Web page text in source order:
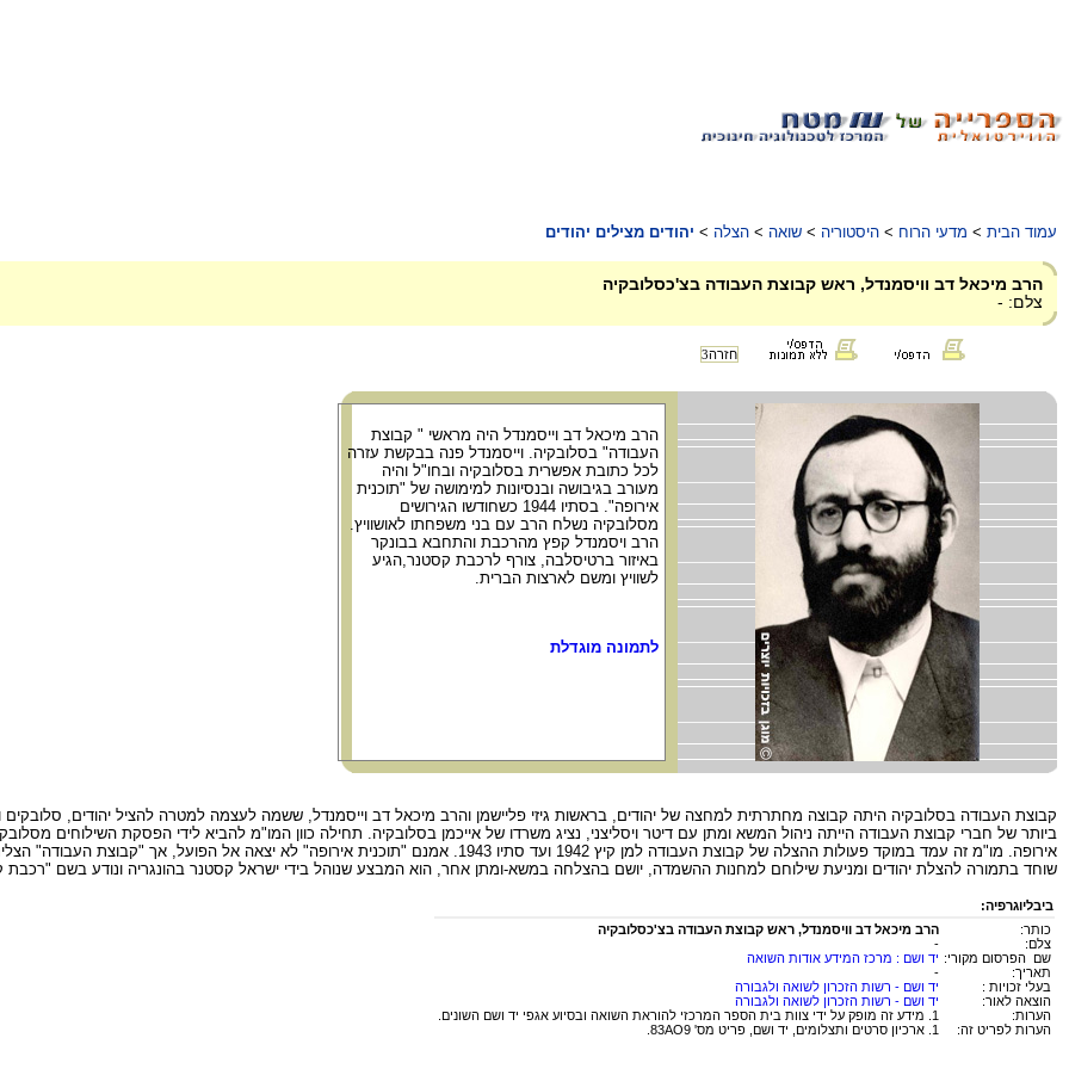
עמוד הבית > מדעי הרוח > היסטוריה > שואה > הצלה > יהודים מצילים יהודים
הרב מיכאל דב וויסמנדל, ראש קבוצת העבודה בצ'כסלובקיה
צלם: -
חזרה3
הרב מיכאל דב וייסמנדל היה מראשי " קבוצת
העבודה" בסלובקיה. וייסמנדל פנה בבקשת עזרה
לכל כתובת אפשרית בסלובקיה ובחו"ל והיה
מעורב בגיבושה ובנסיונות למימושה של "תוכנית
אירופה". בסתיו 1944 כשחודשו הגירושים
מסלובקיה נשלח הרב עם בני משפחתו לאושוויץ.
הרב ויסמנדל קפץ מהרכבת והתחבא בבונקר
באיזור ברטיסלבה, צורף לרכבת קסטנר,הגיע
לשוויץ ומשם לארצות הברית.
לתמונה מוגדלת
קבוצת העבודה בסלובקיה היתה קבוצה מחתרתית למחצה של יהודים, בראשות גיזי פליישמן והרב מיכאל דב וייסמנדל, ששמה לעצמה למטרה להציל יהודים, סלובקים
אירופה. מו"מ זה עמד במוקד פעולות ההצלה של קבוצת העבודה למן קיץ 1942 ועד סתיו 1943. אמנם "תוכנית
שוחד בתמורה להצלת יהודים ומניעת שילוחם למחנות ההשמדה, יושם בהצלחה במשא-ומתן אחר, הוא המבצע שנוהל בידי ישראל קסטנר בהונגריה ונודע בשם "רכבת
ביבליוגרפיה:
כותר:
הרב מיכאל דב וויסמנדל, ראש קבוצת העבודה בצ'כסלובקיה
צלם:
-
שם הפרסום מקורי: יד ושם : מרכז המידע אודות השואה
תאריך:
-
בעלי זכויות :
יד ושם - רשות הזכרון לשואה ולגבורה
הוצאה לאור:
יד ושם - רשות הזכרון לשואה ולגבורה
הערות:
1. מידע זה מופק על ידי צוות בית הספר המרכזי להוראת השואה ובסיוע אגפי יד ושם השונים.
הערות לפריט זה:
1. ארכיון סרטים ותצלומים, יד ושם, פריט מס' 83AO9.